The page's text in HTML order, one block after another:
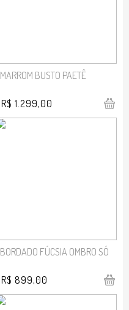
MARROM BUSTO PAETÊ
R$ 1.299,00
BORDADO FÚCSIA OMBRO SÓ
R$ 899,00